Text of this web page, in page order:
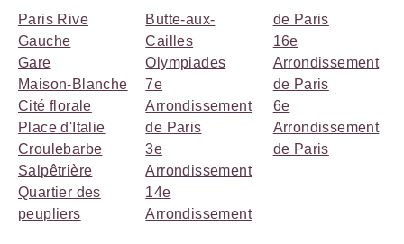
Paris Rive
Gauche
Gare
Maison-Blanche
Cité florale
Place d'Italie
Croulebarbe
Salpêtrière
Quartier des
peupliers
Butte-aux-
Cailles
Olympiades
7e
Arrondissement
de Paris
3e
Arrondissement
14e
Arrondissement
de Paris
16e
Arrondissement
de Paris
6e
Arrondissement
de Paris